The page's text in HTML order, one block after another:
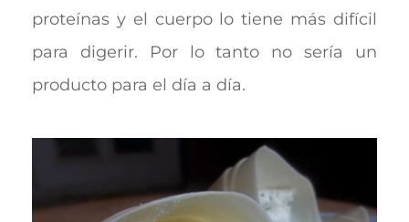
proteínas y el cuerpo lo tiene más difícil
para digerir. Por lo tanto no sería un
producto para el día a día.